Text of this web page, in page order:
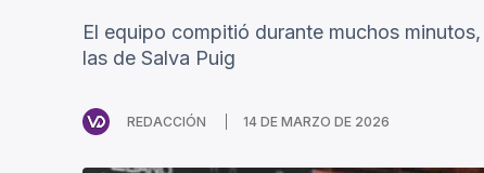
El equipo compitió durante muchos
las de Salva Puig
REDACCIÓN 14 DE MARZO DE 2026